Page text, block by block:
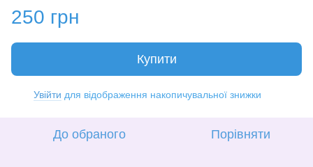
250 грн
Купити
Увійти для відображення накопичувальної знижки
До обраного Порівняти